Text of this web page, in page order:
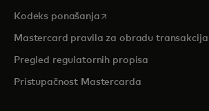
Kodeks ponašanjaopens in a new tab
Mastercard pravila za obradu transakcija
Pregled regulatornih propisa
Pristupačnost Mastercarda